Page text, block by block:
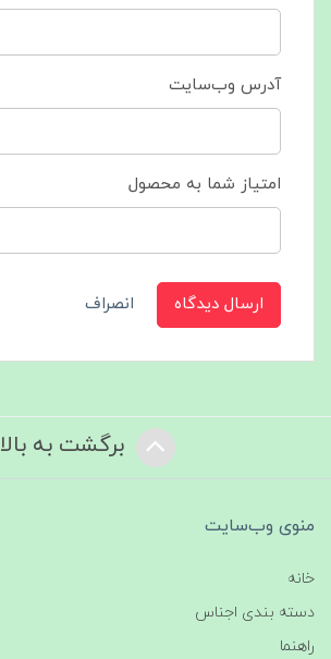
آدرس وب‌سایت
امتیاز شما به محصول
ارسال دیدگاه انصراف
برگشت به بالا
منوی وب‌سایت
خانه
دسته بندی اجناس
راهنما